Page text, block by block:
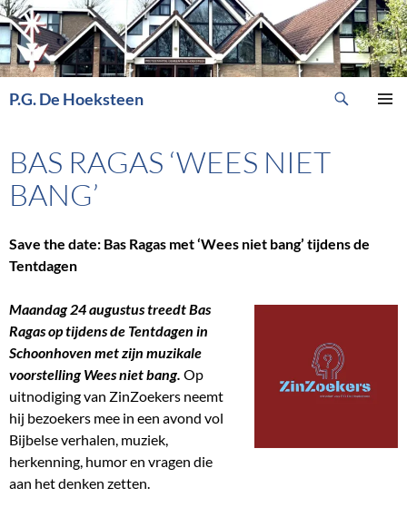
Ga
naar
de
inhoud
P.G. De Hoeksteen
BAS RAGAS ‘WEES NIET
BANG’
Save the date: Bas Ragas met ‘Wees niet bang’ tijdens de
Tentdagen
Maandag 24 augustus treedt Bas
Ragas op tijdens de Tentdagen in
Schoonhoven met zijn muzikale
voorstelling Wees niet bang. Op
uitnodiging van ZinZoekers neemt
hij bezoekers mee in een avond vol
Bijbelse verhalen, muziek,
herkenning, humor en vragen die
aan het denken zetten.